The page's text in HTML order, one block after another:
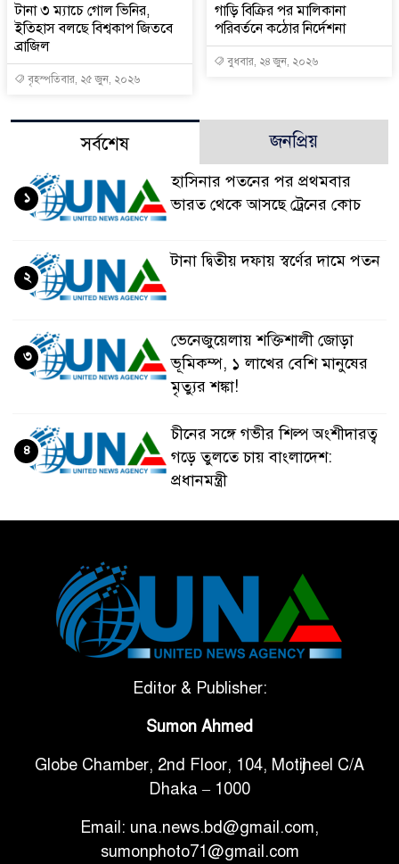
টানা ৩ ম্যাচে গোল ভিনির,
ইতিহাস বলছে বিশ্বকাপ জিতবে
ব্রাজিল
বৃহস্পতিবার, ২৫ জুন, ২০২৬
গাড়ি বিক্রির পর মালিকানা
পরিবর্তনে কঠোর নির্দেশনা
বুধবার, ২৪ জুন, ২০২৬
সর্বশেষ জনপ্রিয়
হাসিনার পতনের পর প্রথমবার
ভারত থেকে আসছে ট্রেনের কোচ
১
টানা দ্বিতীয় দফায় স্বর্ণের দামে পতন
২
ভেনেজুয়েলায় শক্তিশালী জোড়া
ভূমিকম্প, ১ লাখের বেশি মানুষের
মৃত্যুর শঙ্কা!
৩
চীনের সঙ্গে গভীর শিল্প অংশীদারত্ব
গড়ে তুলতে চায় বাংলাদেশ:
প্রধানমন্ত্রী
৪
টানা ৩ ম্যাচে গোল ভিনির, ইতিহাস
বলছে বিশ্বকাপ জিতবে ব্রাজিল
সরকারি ৩শ কেজি বই বিক্রির
গাড়ি বিক্রির পর মালিকানা
পরিবর্তনে কঠোর নির্দেশনা
আ.লীগ ও বিএনপির বিরুদ্ধে
Editor & Publisher:
Sumon Ahmed
Globe Chamber, 2nd Floor, 104, Motijheel C/A
Dhaka – 1000
Email: una.news.bd@gmail.com,
sumonphoto71@gmail.com